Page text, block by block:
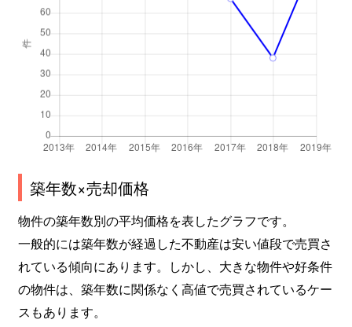
築年数×売却価格
物件の築年数別の平均価格を表したグラフです。
一般的には築年数が経過した不動産は安い値段で売買さ
れている傾向にあります。しかし、大きな物件や好条件
の物件は、築年数に関係なく高値で売買されているケー
スもあります。